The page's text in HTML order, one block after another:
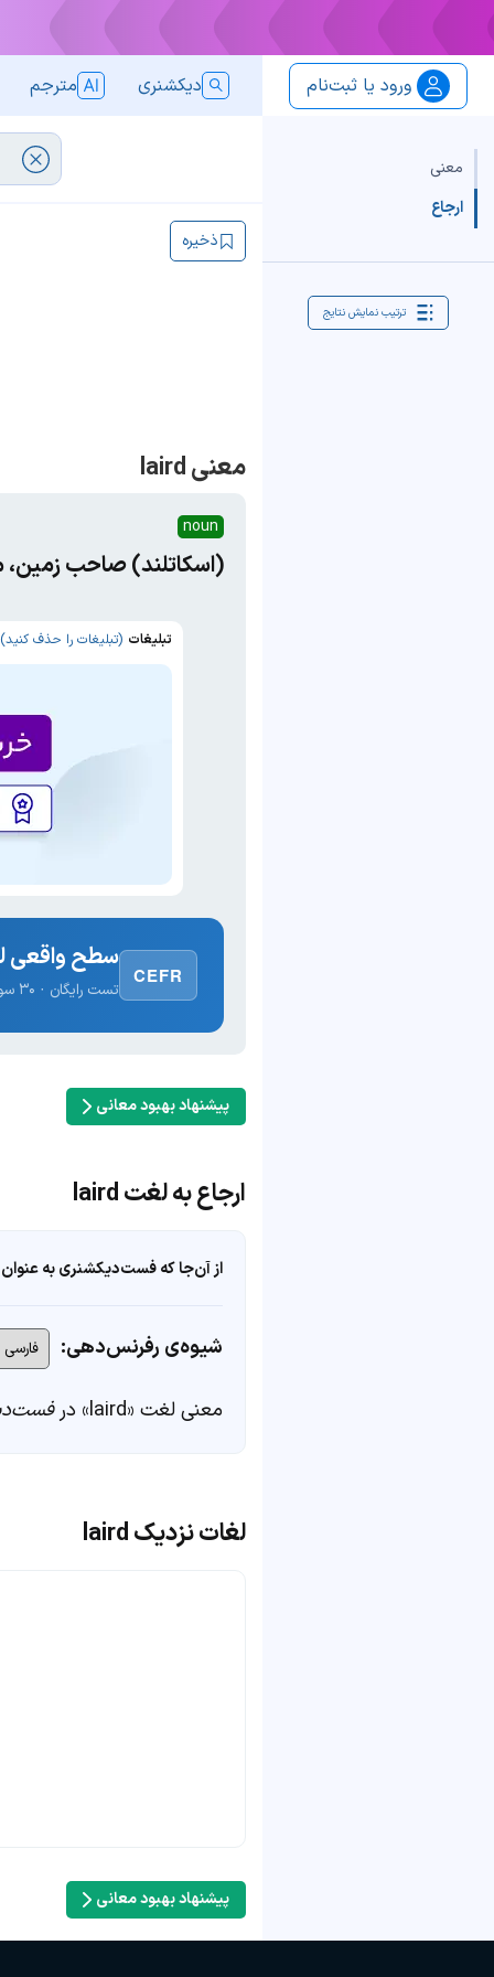
ورود یا ثبت‌نام دیکشنری مترجم
معنی
ارجاع
ترتیب نمایش نتایج
ذخیره
معنی laird
noun
(اسکاتلند) صاحب زمین،
تبلیغات (تبلیغات را حذف کنید)
CEFR
سطح واقعی
تست رایگان · ۳۰ سوال · نتیجه فوری
پیشنهاد بهبود معانی
ارجاع به لغت laird
از آن‌جا که فست‌دیکشنری به
شیوه‌ی رفرنس‌دهی:
معنی لغت «laird» در
لغات نزدیک laird
پیشنهاد بهبود معانی